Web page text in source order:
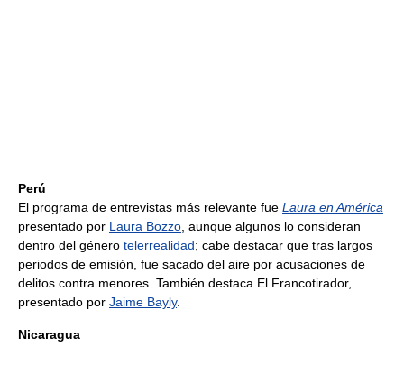
Perú
El programa de entrevistas más relevante fue Laura en América
presentado por Laura Bozzo, aunque algunos lo consideran
dentro del género telerrealidad; cabe destacar que tras largos
periodos de emisión, fue sacado del aire por acusaciones de
delitos contra menores. También destaca El Francotirador,
presentado por Jaime Bayly.
Nicaragua